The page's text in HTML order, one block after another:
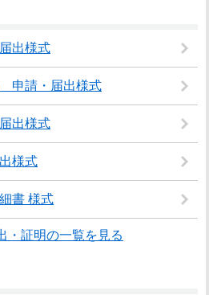
出様式
申請・届出様式
出様式
様式
書 様式
・証明の一覧を見る